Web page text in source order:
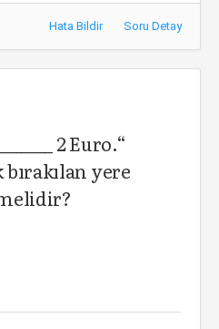
Hata Bildir Soru Detay
2 Euro.“
yere